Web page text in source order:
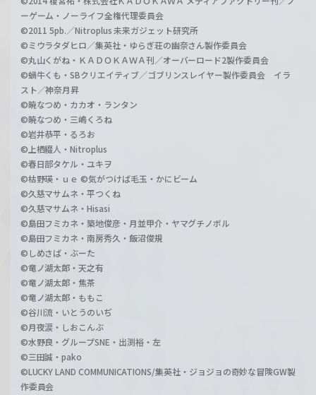
ーゲーム・ノーライフ全権代理委員会
©2011 5pb.／Nitroplus 未来ガジェット研究所
©ミウラタダヒロ／集英社・ゆらぎ荘の幽奈さん製作委員会
©丸山くがね・ＫＡＤＯＫＡＷＡ刊／オーバーロード2製作委員会
©蝸牛くも・SBクリエイティブ／ゴブリンスレイヤー製作委員会 イラ
スト／神奈月昇
©暁なつめ・カカオ・ランタン
©暁なつめ・三嶋くろね
©岩井恭平・るろお
©上栖綴人・Nitroplus
©春日部タケル・ユキヲ
©枯野瑛・ｕｅ ©気がつけば毛玉・かにビーム
©久慈マサムネ・平つくね
©久慈マサムネ・Hisasi
©島田フミカネ・築地俊彦・月並甲介・ヤマグチノボル
©島田フミカネ・南房秀久・飯沼俊規
©しめさば・ぶーた
©竜ノ湖太郎・天之有
©竜ノ湖太郎・焦茶
©竜ノ湖太郎・ももこ
©谷川流・いとうのいぢ
©月夜涙・しおこんぶ
©水野良・グループSNE・出渕裕・左
©三田誠・pako
©LUCKY LAND COMMUNICATIONS/集英社・ジョジョの奇妙な冒険GW製
作委員会